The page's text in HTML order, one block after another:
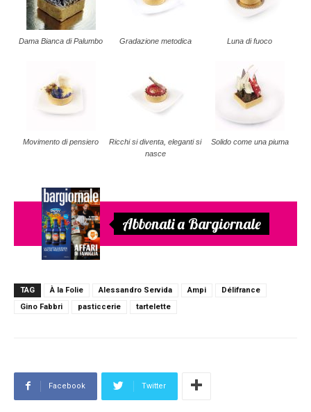
Dama Bianca di Palumbo Gradazione metodica Luna di fuoco
Movimento di pensiero
Ricchi si diventa, eleganti si
nasce
Solido come una piuma
Abbonati a Bargiornale
TAG À la Folie Alessandro Servida Ampi
Délifrance
Gino Fabbri
pasticcerie tartelette
Facebook Twitter